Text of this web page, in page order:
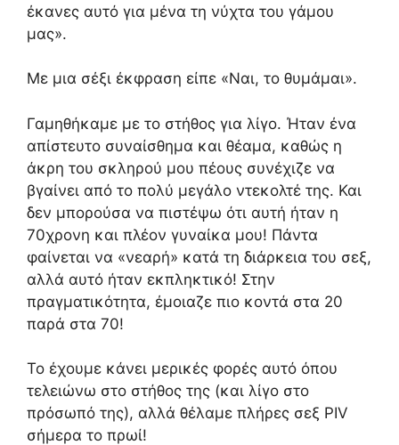
έκανες αυτό για μένα τη νύχτα του γάμου
μας».
Με μια σέξι έκφραση είπε «Ναι, το θυμάμαι».
Γαμηθήκαμε με το στήθος για λίγο. Ήταν ένα
απίστευτο συναίσθημα και θέαμα, καθώς η
άκρη του σκληρού μου πέους συνέχιζε να
βγαίνει από το πολύ μεγάλο ντεκολτέ της. Και
δεν μπορούσα να πιστέψω ότι αυτή ήταν η
70χρονη και πλέον γυναίκα μου! Πάντα
φαίνεται να «νεαρή» κατά τη διάρκεια του σεξ,
αλλά αυτό ήταν εκπληκτικό! Στην
πραγματικότητα, έμοιαζε πιο κοντά στα 20
παρά στα 70!
Το έχουμε κάνει μερικές φορές αυτό όπου
τελειώνω στο στήθος της (και λίγο στο
πρόσωπό της), αλλά θέλαμε πλήρες σεξ PIV
σήμερα το πρωί!